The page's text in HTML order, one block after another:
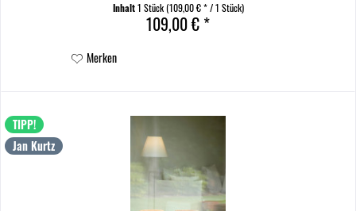
Inhalt1 Stück(109,00 € * / 1 Stück)
109,00 € *
Merken
TIPP!
Jan Kurtz